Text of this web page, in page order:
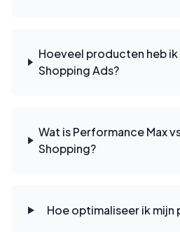
Hoeveel producten heb
Shopping Ads?
Wat is Performance Max
Shopping?
Hoe optimaliseer ik